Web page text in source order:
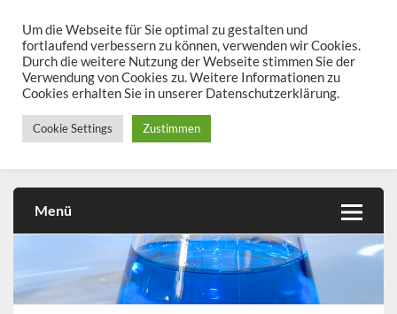
contentchemieseiten.de
Chemie kann man üben!
Menü
Um die Webseite für Sie optimal zu gestalten und
fortlaufend verbessern zu können, verwenden wir Cookies.
Durch die weitere Nutzung der Webseite stimmen Sie der
Verwendung von Cookies zu. Weitere Informationen zu
Cookies erhalten Sie in unserer Datenschutzerklärung.
Cookie Settings Zustimmen